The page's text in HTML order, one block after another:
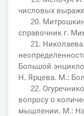
числовых
20.
справочник г.
21.
Большой
Н. Ярцева. М.:
22.
вопросу о
мышлении. М.: